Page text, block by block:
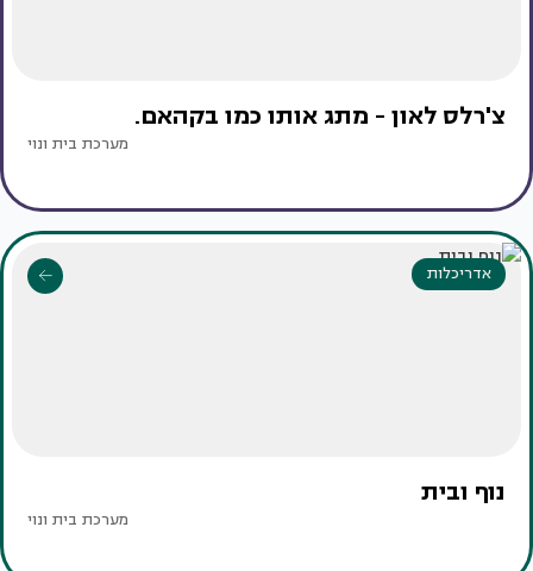
צ'רלס לאון - מתג אותו כמו בקהאם.
מערכת בית ונוי
אדריכלות
נוף ובית
מערכת בית ונוי